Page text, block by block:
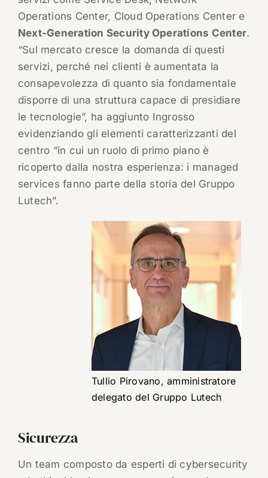
Operations Center, Cloud Operations Center e
Next-Generation Security Operations Center.
“Sul mercato cresce la domanda di questi
servizi, perché nei clienti è aumentata la
consapevolezza di quanto sia fondamentale
disporre di una struttura capace di presidiare
le tecnologie”, ha aggiunto Ingrosso
evidenziando gli elementi caratterizzanti del
centro “in cui un ruolo di primo piano è
ricoperto dalla nostra esperienza: i managed
services fanno parte della storia del Gruppo
Lutech”.
Tullio Pirovano, amministratore
delegato del Gruppo Lutech
Sicurezza
Un team composto da esperti di cybersecurity